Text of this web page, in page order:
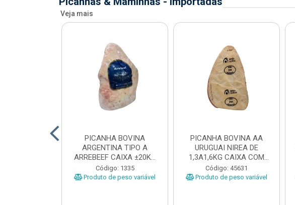
Veja mais
PICANHA BOVINA
ARGENTINA TIPO A
ARREBEEF CAIXA ±20KG
PEÇAS 1...
Código: 1335
Produto de peso variável
PICANHA BOVINA AA
URUGUAI NIREA DE
1,3A1,6KG CAIXA COM
±15KG
Código: 45631
Produto de peso variável